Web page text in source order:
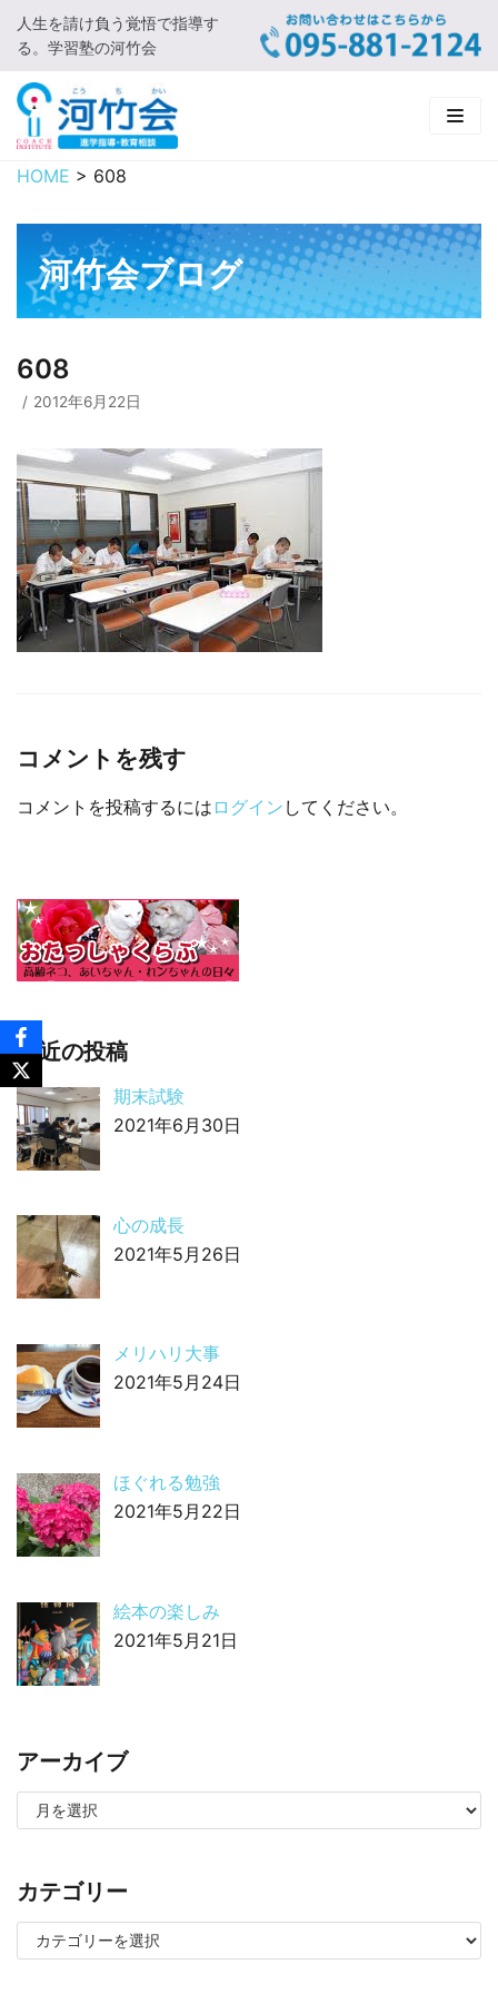
コ
ン
テ
ン
ツ
に
キ
プ
人生を請け負う覚悟で指導す
る。学習塾の河竹会
HOME
新着情報
□ お知らせ
河竹会について
□ 河竹会について
□ よくあるご質問
□ 小学部
□ 高校部
□ 有料体験指導
実 績
□ 2019年合格体験記
HOME > 608
河竹会ブログ
608
2012年6月22日
コメントを残す
コメントを投稿するには ログイン してください。
最近の投稿
期末試験
2021年6月30日
心の成長
2021年5月26日
メリハリ大事
2021年5月24日
ほぐれる勉強
2021年5月22日
絵本の楽しみ
2021年5月21日
アーカイブ
カテゴリー